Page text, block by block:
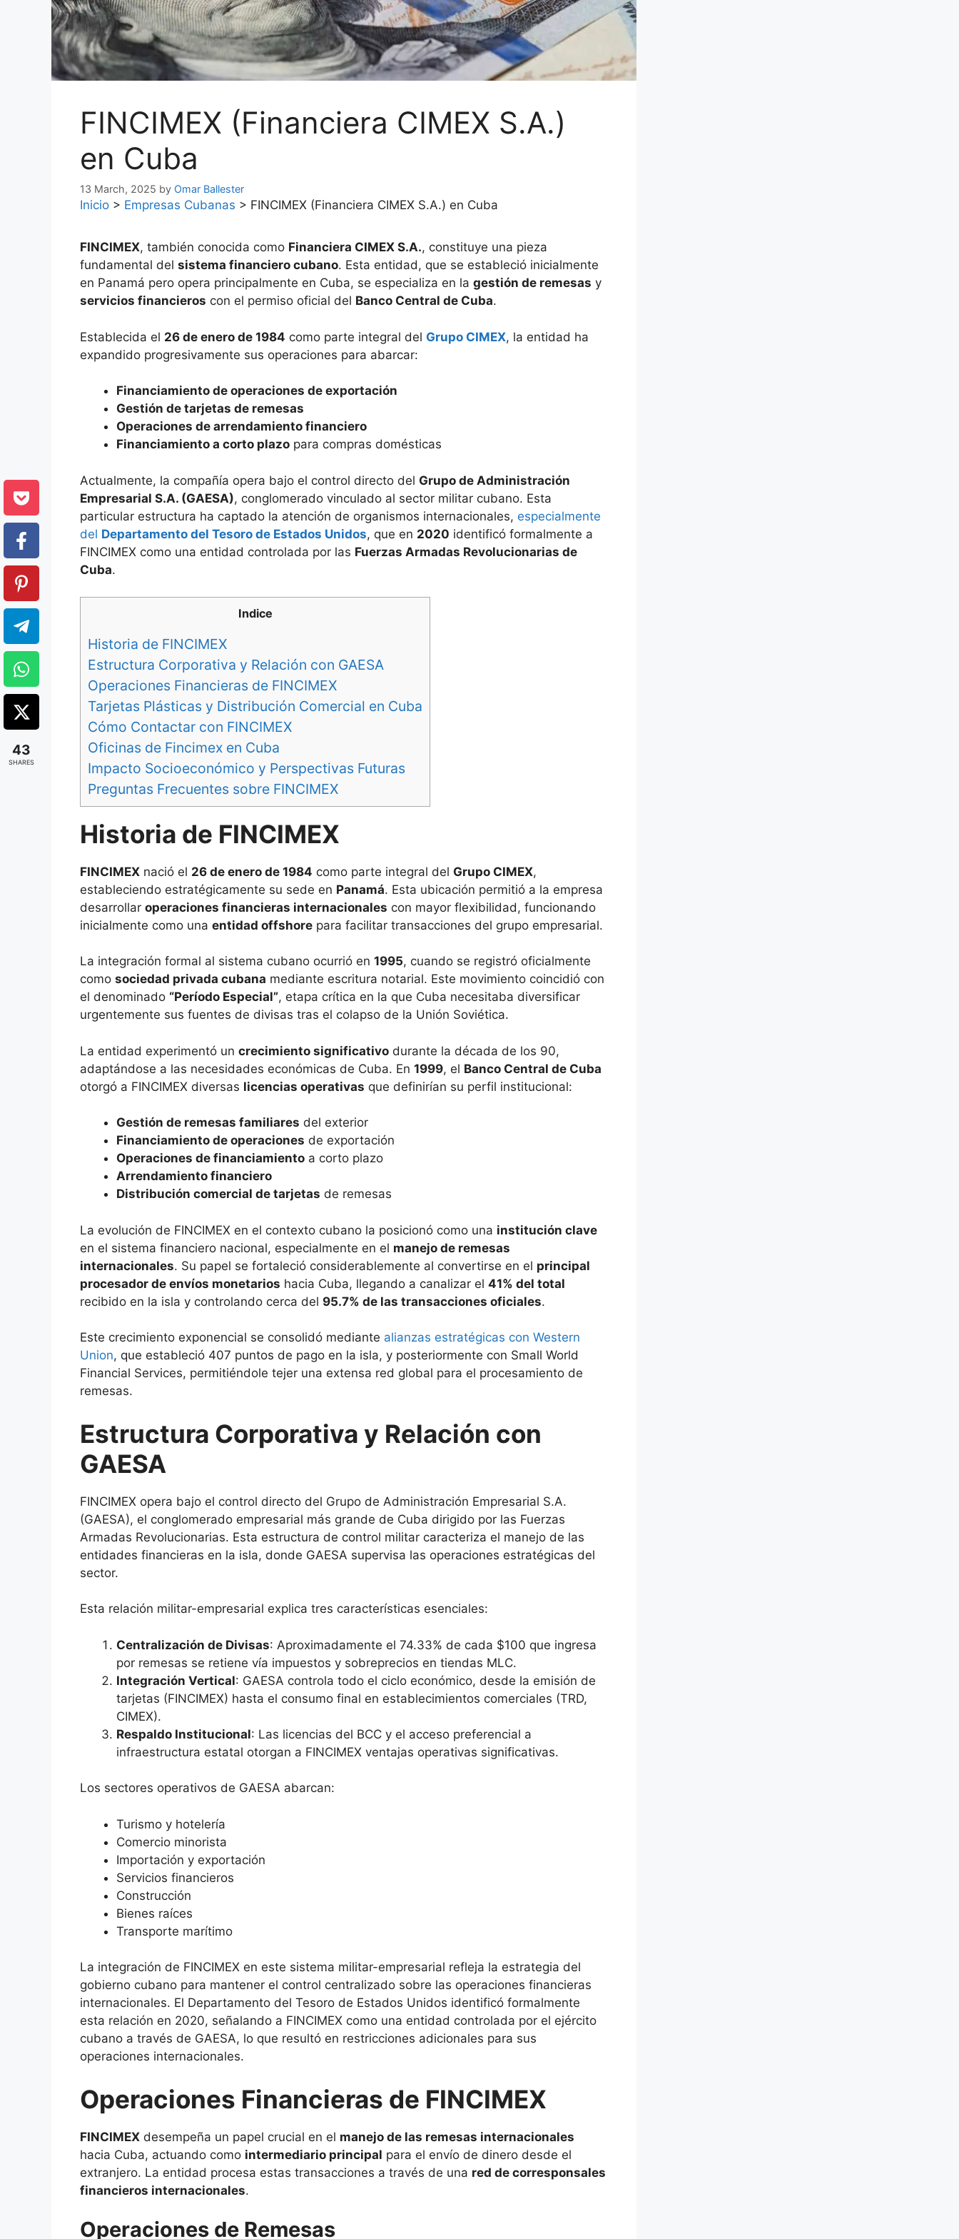
FINCIMEX (Financiera CIMEX S.A.)
en Cuba
13 March, 2025 by Omar Ballester
Inicio > Empresas Cubanas > FINCIMEX (Financiera CIMEX S.A.) en Cuba
FINCIMEX, también conocida como Financiera CIMEX S.A., constituye una pieza
fundamental del sistema financiero cubano. Esta entidad, que se estableció inicialmente
en Panamá pero opera principalmente en Cuba, se especializa en la gestión de remesas y
servicios financieros con el permiso oficial del Banco Central de Cuba.
Establecida el 26 de enero de 1984 como parte integral del Grupo CIMEX, la entidad ha
expandido progresivamente sus operaciones para abarcar:
Financiamiento de operaciones de exportación
Gestión de tarjetas de remesas
Operaciones de arrendamiento financiero
Financiamiento a corto plazo para compras domésticas
Actualmente, la compañía opera bajo el control directo del Grupo de Administración
Empresarial S.A. (GAESA), conglomerado vinculado al sector militar cubano. Esta
particular estructura ha captado la atención de organismos internacionales, especialmente
del Departamento del Tesoro de Estados Unidos, que en 2020 identificó formalmente a
FINCIMEX como una entidad controlada por las Fuerzas Armadas Revolucionarias de
Cuba.
Indice
Historia de FINCIMEX
Estructura Corporativa y Relación con GAESA
Operaciones Financieras de FINCIMEX
Tarjetas Plásticas y Distribución Comercial en Cuba
Cómo Contactar con FINCIMEX
Oficinas de Fincimex en Cuba
Impacto Socioeconómico y Perspectivas Futuras
Preguntas Frecuentes sobre FINCIMEX
Historia de FINCIMEX
FINCIMEX nació el 26 de enero de 1984 como parte integral del Grupo CIMEX,
estableciendo estratégicamente su sede en Panamá. Esta ubicación permitió a la empresa
desarrollar operaciones financieras internacionales con mayor flexibilidad, funcionando
inicialmente como una entidad offshore para facilitar transacciones del grupo empresarial.
La integración formal al sistema cubano ocurrió en 1995, cuando se registró oficialmente
como sociedad privada cubana mediante escritura notarial. Este movimiento coincidió con
el denominado “Período Especial”, etapa crítica en la que Cuba necesitaba diversificar
urgentemente sus fuentes de divisas tras el colapso de la Unión Soviética.
La entidad experimentó un crecimiento significativo durante la década de los 90,
adaptándose a las necesidades económicas de Cuba. En 1999, el Banco Central de Cuba
otorgó a FINCIMEX diversas licencias operativas que definirían su perfil institucional:
Gestión de remesas familiares del exterior
Financiamiento de operaciones de exportación
Operaciones de financiamiento a corto plazo
Arrendamiento financiero
Distribución comercial de tarjetas de remesas
La evolución de FINCIMEX en el contexto cubano la posicionó como una institución clave
en el sistema financiero nacional, especialmente en el manejo de remesas
internacionales. Su papel se fortaleció considerablemente al convertirse en el principal
procesador de envíos monetarios hacia Cuba, llegando a canalizar el 41% del total
recibido en la isla y controlando cerca del 95.7% de las transacciones oficiales.
Este crecimiento exponencial se consolidó mediante alianzas estratégicas con Western
Union, que estableció 407 puntos de pago en la isla, y posteriormente con Small World
Financial Services, permitiéndole tejer una extensa red global para el procesamiento de
remesas.
Estructura Corporativa y Relación con
GAESA
FINCIMEX opera bajo el control directo del Grupo de Administración Empresarial S.A.
(GAESA), el conglomerado empresarial más grande de Cuba dirigido por las Fuerzas
Armadas Revolucionarias. Esta estructura de control militar caracteriza el manejo de las
entidades financieras en la isla, donde GAESA supervisa las operaciones estratégicas del
sector.
Esta relación militar-empresarial explica tres características esenciales:
Centralización de Divisas: Aproximadamente el 74.33% de cada $100 que ingresa
por remesas se retiene vía impuestos y sobreprecios en tiendas MLC.
Integración Vertical: GAESA controla todo el ciclo económico, desde la emisión de
tarjetas (FINCIMEX) hasta el consumo final en establecimientos comerciales (TRD,
CIMEX).
Respaldo Institucional: Las licencias del BCC y el acceso preferencial a
infraestructura estatal otorgan a FINCIMEX ventajas operativas significativas.
Los sectores operativos de GAESA abarcan:
Turismo y hotelería
Comercio minorista
Importación y exportación
Servicios financieros
Construcción
Bienes raíces
Transporte marítimo
La integración de FINCIMEX en este sistema militar-empresarial refleja la estrategia del
gobierno cubano para mantener el control centralizado sobre las operaciones financieras
internacionales. El Departamento del Tesoro de Estados Unidos identificó formalmente
esta relación en 2020, señalando a FINCIMEX como una entidad controlada por el ejército
cubano a través de GAESA, lo que resultó en restricciones adicionales para sus
operaciones internacionales.
Operaciones Financieras de FINCIMEX
FINCIMEX desempeña un papel crucial en el manejo de las remesas internacionales
hacia Cuba, actuando como intermediario principal para el envío de dinero desde el
extranjero. La entidad procesa estas transacciones a través de una red de corresponsales
financieros internacionales.
Operaciones de Remesas
43
SHARES